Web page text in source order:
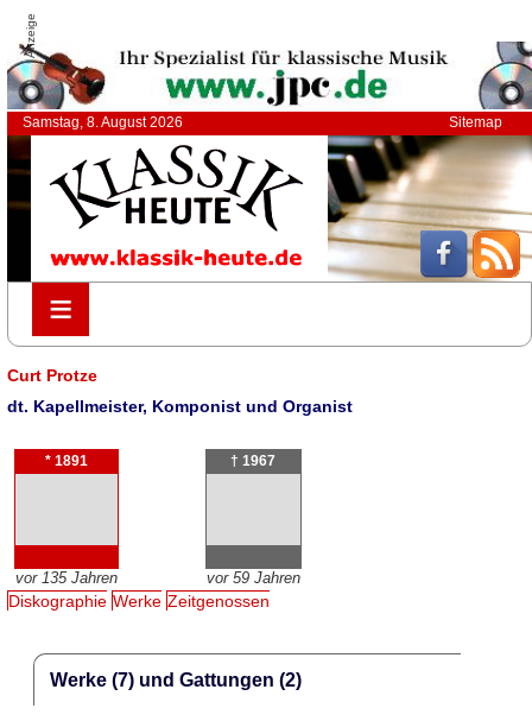
Anzeige
Samstag, 8. August 2026 Sitemap
≡
≡
Curt Protze
dt. Kapellmeister, Komponist und Organist
* 1891
vor 135 Jahren
† 1967
vor 59 Jahren
Diskographie Werke Zeitgenossen
Werke (7) und Gattungen (2)